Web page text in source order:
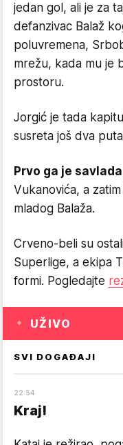
jedan gol, ali je za
defanzivac Balaž
poluvremena,
mrežu, kada mu je
prostoru.
Jorgić je tada
susreta još dva
Prvo ga je
Vukanovića, a
mladog Balaža.
Crveno-beli su
Superlige, a ekipa
formi. Pogledajte
UŽIVO
SVI DOGAĐAJI
22:54
Kraj!